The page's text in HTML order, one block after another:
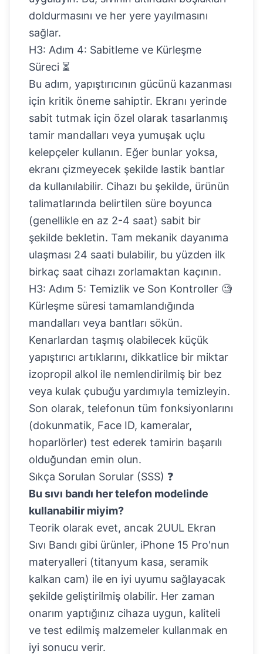
doldurmasını ve her yere yayılmasını
sağlar.
H3: Adım 4: Sabitleme ve Kürleşme
Süreci ⏳
Bu adım, yapıştırıcının gücünü kazanması
için kritik öneme sahiptir. Ekranı yerinde
sabit tutmak için özel olarak tasarlanmış
tamir mandalları veya yumuşak uçlu
kelepçeler kullanın. Eğer bunlar yoksa,
ekranı çizmeyecek şekilde lastik bantlar
da kullanılabilir. Cihazı bu şekilde, ürünün
talimatlarında belirtilen süre boyunca
(genellikle en az 2-4 saat) sabit bir
şekilde bekletin. Tam mekanik dayanıma
ulaşması 24 saati bulabilir, bu yüzden ilk
birkaç saat cihazı zorlamaktan kaçının.
H3: Adım 5: Temizlik ve Son Kontroller 🧐
Kürleşme süresi tamamlandığında
mandalları veya bantları sökün.
Kenarlardan taşmış olabilecek küçük
yapıştırıcı artıklarını, dikkatlice bir miktar
izopropil alkol ile nemlendirilmiş bir bez
veya kulak çubuğu yardımıyla temizleyin.
Son olarak, telefonun tüm fonksiyonlarını
(dokunmatik, Face ID, kameralar,
hoparlörler) test ederek tamirin başarılı
olduğundan emin olun.
Sıkça Sorulan Sorular (SSS) ❓
Bu sıvı bandı her telefon modelinde
kullanabilir miyim?
Teorik olarak evet, ancak 2UUL Ekran
Sıvı Bandı gibi ürünler, iPhone 15 Pro'nun
materyalleri (titanyum kasa, seramik
kalkan cam) ile en iyi uyumu sağlayacak
şekilde geliştirilmiş olabilir. Her zaman
onarım yaptığınız cihaza uygun, kaliteli
ve test edilmiş malzemeler kullanmak en
iyi sonucu verir.